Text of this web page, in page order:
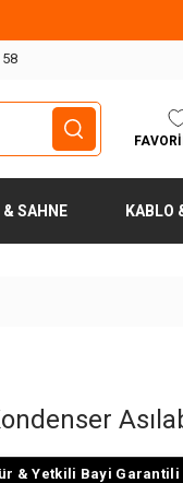
& SAHNE KABLO
& Yetkili Bayi Garantili